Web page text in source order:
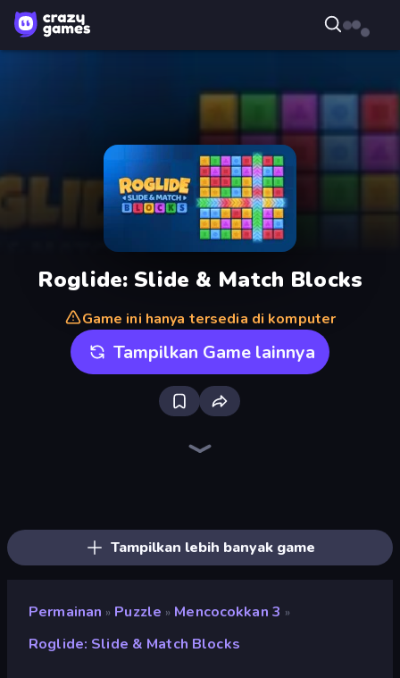
Roglide: Slide & Match Blocks
Game ini hanya tersedia di komputer
Tampilkan Game lainnya
Tampilkan lebih banyak game
Permainan » Puzzle » Mencocokkan 3 »
Roglide: Slide & Match Blocks